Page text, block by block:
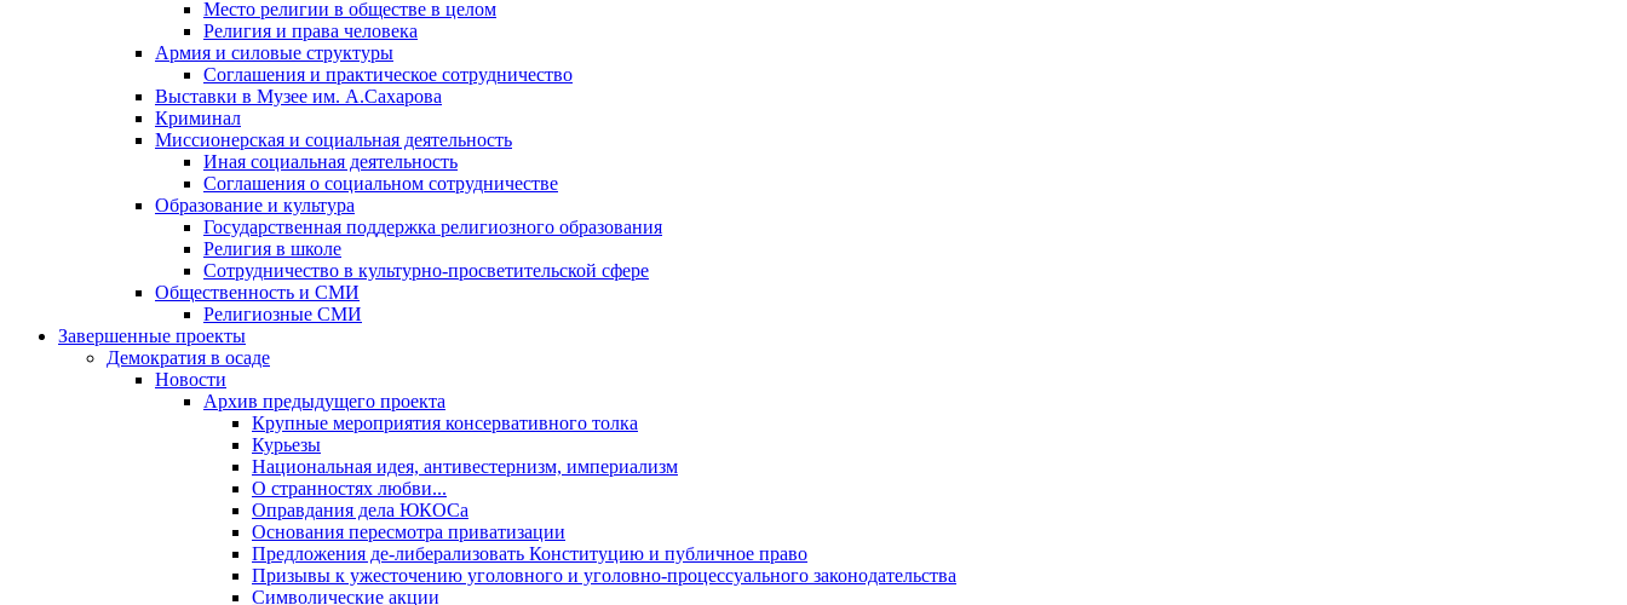
Место религии в обществе в целом
Религия и права человека
Армия и силовые структуры
Соглашения и практическое сотрудничество
Выставки в Музее им. А.Сахарова
Криминал
Миссионерская и социальная деятельность
Иная социальная деятельность
Соглашения о социальном сотрудничестве
Образование и культура
Государственная поддержка религиозного образования
Религия в школе
Сотрудничество в культурно-просветительской сфере
Общественность и СМИ
Религиозные СМИ
Завершенные проекты
Демократия в осаде
Новости
Архив предыдущего проекта
Крупные мероприятия консервативного толка
Курьезы
Национальная идея, антивестернизм, империализм
О странностях любви...
Оправдания дела ЮКОСа
Основания пересмотра приватизации
Предложения де-либерализовать Конституцию и публичное право
Призывы к ужесточению уголовного и уголовно-процессуального законодательства
Символические акции